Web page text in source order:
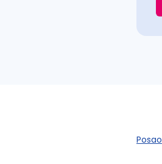
Posao